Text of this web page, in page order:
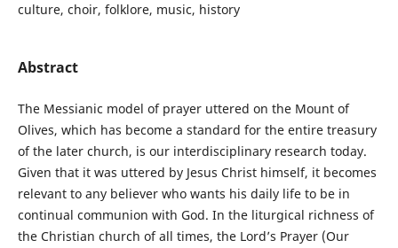
culture, choir, folklore, music, history
Abstract
The Messianic model of prayer uttered on the Mount of
Olives, which has become a standard for the entire treasury
of the later church, is our interdisciplinary research today.
Given that it was uttered by Jesus Christ himself, it becomes
relevant to any believer who wants his daily life to be in
continual communion with God. In the liturgical richness of
the Christian church of all times, the Lord’s Prayer (Our